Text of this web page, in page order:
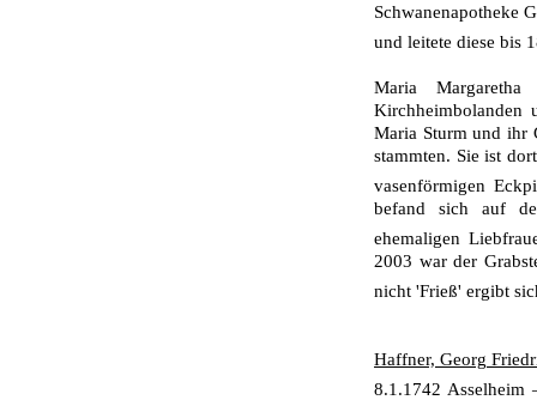
Schwanenapotheke
und leitete diese bis
Maria
Kirchheimbolanden
Maria Sturm und ihr
stammten. Sie ist
vasenförmigen
befand sich auf
ehemaligen
2003 war der
nicht 'Frieß' ergibt
Haffner, Georg
8.1.1742